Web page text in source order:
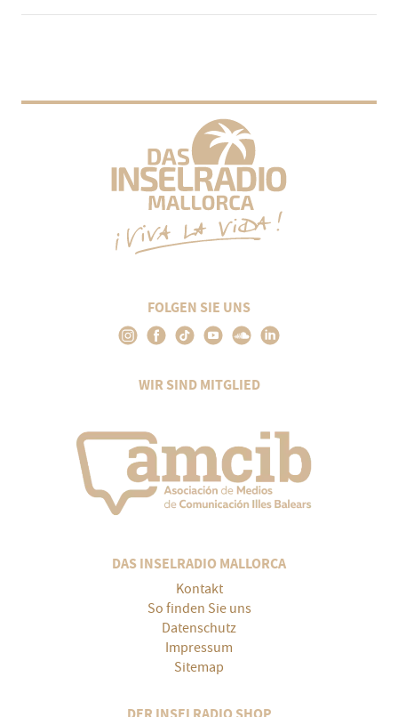
FOLGEN SIE UNS
WIR SIND MITGLIED
DAS INSELRADIO MALLORCA
Kontakt
So finden Sie uns
Datenschutz
Impressum
Sitemap